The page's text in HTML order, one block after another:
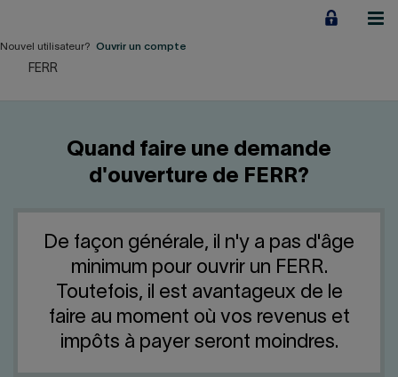
contenu
Financement d'entreprise
À propos
LIENS RAPIDES
Nouvel utilisateur? Ouvrir un compte
FERR
Quand faire une demande
d'ouverture de FERR?
De façon générale, il n'y a pas d'âge
minimum pour ouvrir un FERR.
Toutefois, il est avantageux de le
faire au moment où vos revenus et
impôts à payer seront moindres.